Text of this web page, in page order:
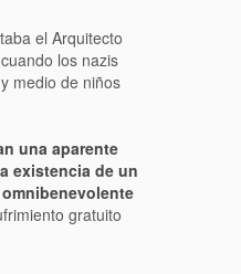
el Arquitecto
los nazis
medio de niños
una aparente
existencia de un
gratuito